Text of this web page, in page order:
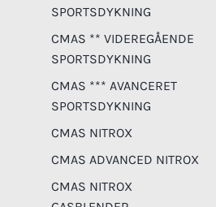
SPORTSDYKNING
CMAS ** VIDEREGÅENDE
SPORTSDYKNING
CMAS *** AVANCERET
SPORTSDYKNING
CMAS NITROX
CMAS ADVANCED NITROX
CMAS NITROX